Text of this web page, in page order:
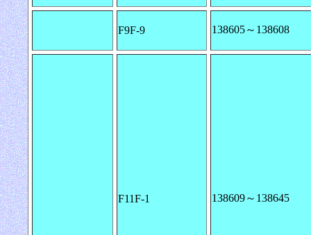
F9F-9 138605～138608
F11F-1 138609～138645